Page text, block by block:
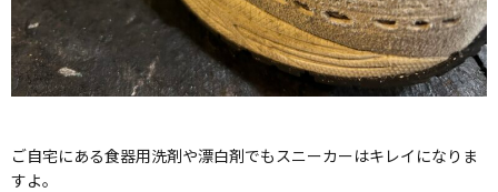
ご自宅にある食器用洗剤や漂白剤でもスニーカーはキレイになりま
すよ。